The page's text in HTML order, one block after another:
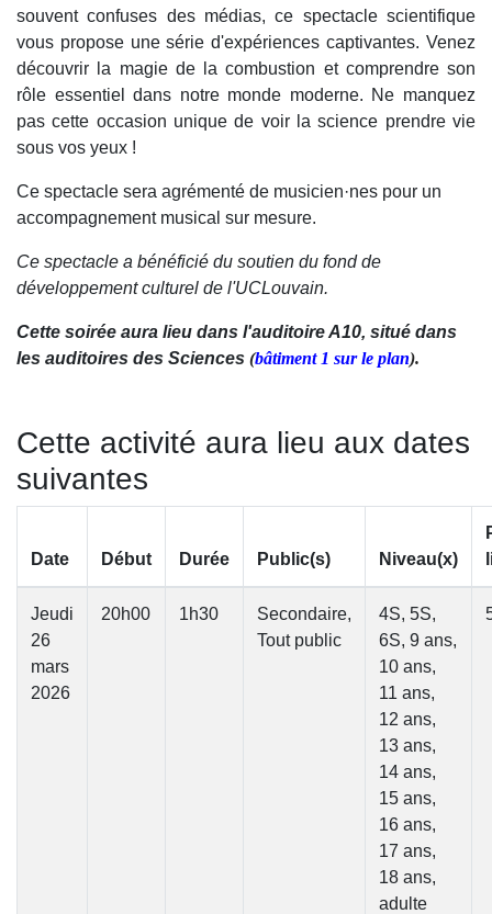
souvent confuses des médias, ce spectacle scientifique
vous propose une série d'expériences captivantes. Venez
découvrir la magie de la combustion et comprendre son
rôle essentiel dans notre monde moderne. Ne manquez
pas cette occasion unique de voir la science prendre vie
sous vos yeux !
Ce spectacle sera agrémenté de musicien·nes pour un
accompagnement musical sur mesure.
Ce spectacle a bénéficié du soutien du fond de
développement culturel de l'UCLouvain.
Cette soirée aura lieu dans l'auditoire A10, situé dans
les auditoires des Sciences (bâtiment 1 sur le plan).
Cette activité aura lieu aux dates
suivantes
Date Début Durée Public(s) Niveau(x)
Jeudi
26
mars
2026
20h00 1h30
Secondaire,
Tout public
4S, 5S,
6S, 9 ans,
10 ans,
11 ans,
12 ans,
13 ans,
14 ans,
15 ans,
16 ans,
17 ans,
18 ans,
adulte